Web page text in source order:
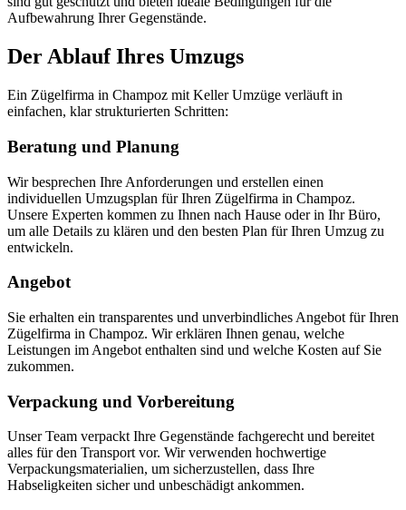
Aufbewahrung Ihrer Gegenstände.
Der Ablauf Ihres Umzugs
Ein Zügelfirma in Champoz mit Keller Umzüge verläuft in
einfachen, klar strukturierten Schritten:
Beratung und Planung
Wir besprechen Ihre Anforderungen und erstellen einen
individuellen Umzugsplan für Ihren Zügelfirma in Champoz.
Unsere Experten kommen zu Ihnen nach Hause oder in Ihr Büro,
um alle Details zu klären und den besten Plan für Ihren Umzug zu
entwickeln.
Angebot
Sie erhalten ein transparentes und unverbindliches Angebot für Ihren
Zügelfirma in Champoz. Wir erklären Ihnen genau, welche
Leistungen im Angebot enthalten sind und welche Kosten auf Sie
zukommen.
Verpackung und Vorbereitung
Unser Team verpackt Ihre Gegenstände fachgerecht und bereitet
alles für den Transport vor. Wir verwenden hochwertige
Verpackungsmaterialien, um sicherzustellen, dass Ihre
Habseligkeiten sicher und unbeschädigt ankommen.